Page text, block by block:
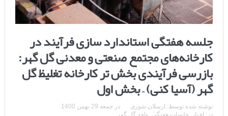
جلسه هفتگی استاندارد سازی فرآیند در
کارخانه‌های مجتمع صنعتی و معدنی گل گهر:
بازرسی فرآیندی بخش تر کارخانه تغلیظ گل
گهر (آسیا کنی) – بخش اول
نوشته شده توسط: ارسلان شوری در جمعه 29 بهمن 1400
در: اخبار , جلسات هفتگی, واحد گل گهر